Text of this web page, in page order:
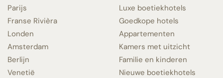
Parijs
Franse Rivièra
Londen
Amsterdam
Berlijn
Venetië
Luxe boetiekhotels
Goedkope hotels
Appartementen
Kamers met uitzicht
Familie en kinderen
Nieuwe boetiekhotels